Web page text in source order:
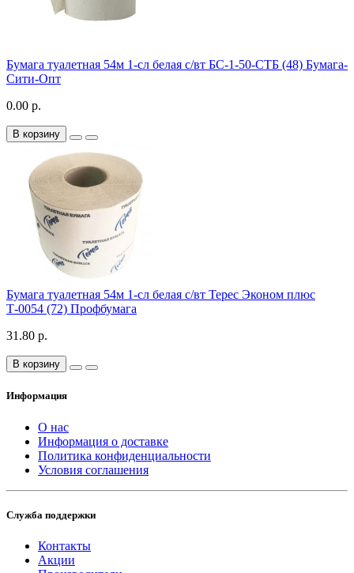
Бумага туалетная 54м 1-сл белая с/вт БС-1-50-СТБ (48) Бумага-
Сити-Опт
0.00 р.
В корзину
Бумага туалетная 54м 1-сл белая с/вт Терес Эконом плюс
Т-0054 (72) Профбумага
31.80 р.
В корзину
Информация
О нас
Информация о доставке
Политика конфиденциальности
Условия соглашения
Служба поддержки
Контакты
Акции